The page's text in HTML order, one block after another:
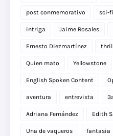
post conmemorativo sci-fi
intriga Jaime Rosales
Ernesto Diezmartínez
Quien mato Yellowstone
English Spoken Content
aventura entrevista
Adriana Fernández Edith
Una de vaqueros fantasia